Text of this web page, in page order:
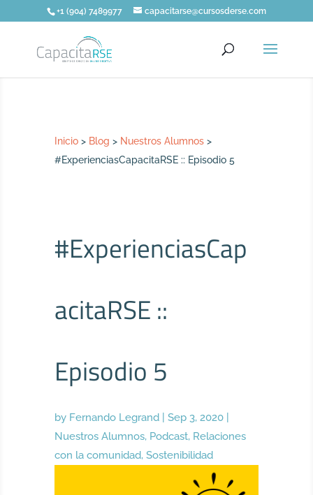
+1 (904) 7489977 capacitarse@cursosderse.com
Inicio > Blog > Nuestros Alumnos >
#ExperienciasCapacitaRSE :: Episodio 5
#ExperienciasCap
acitaRSE ::
Episodio 5
by Fernando Legrand |Sep 3, 2020
Nuestros Alumnos, Podcast, Relaciones
con la comunidad,Sostenibilidad